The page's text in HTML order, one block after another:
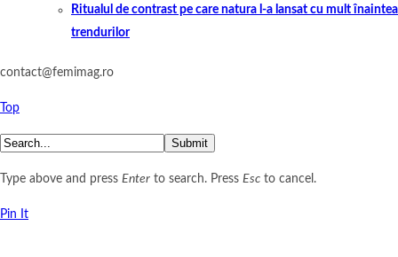
Ritualul de contrast pe care natura l-a lansat cu mult înaintea
trendurilor
contact@femimag.ro
Top
Submit
Type above and press Enter to search. Press Esc to cancel.
Pin It